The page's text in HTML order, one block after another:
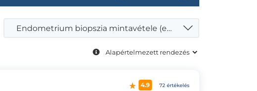
Endometrium biopszia mintavétele (endometriuális immuntérkép)
4.9 72 értékelés